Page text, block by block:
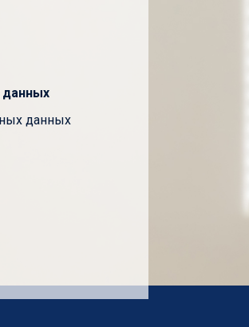
данных
данных